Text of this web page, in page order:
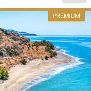
PREMIUM